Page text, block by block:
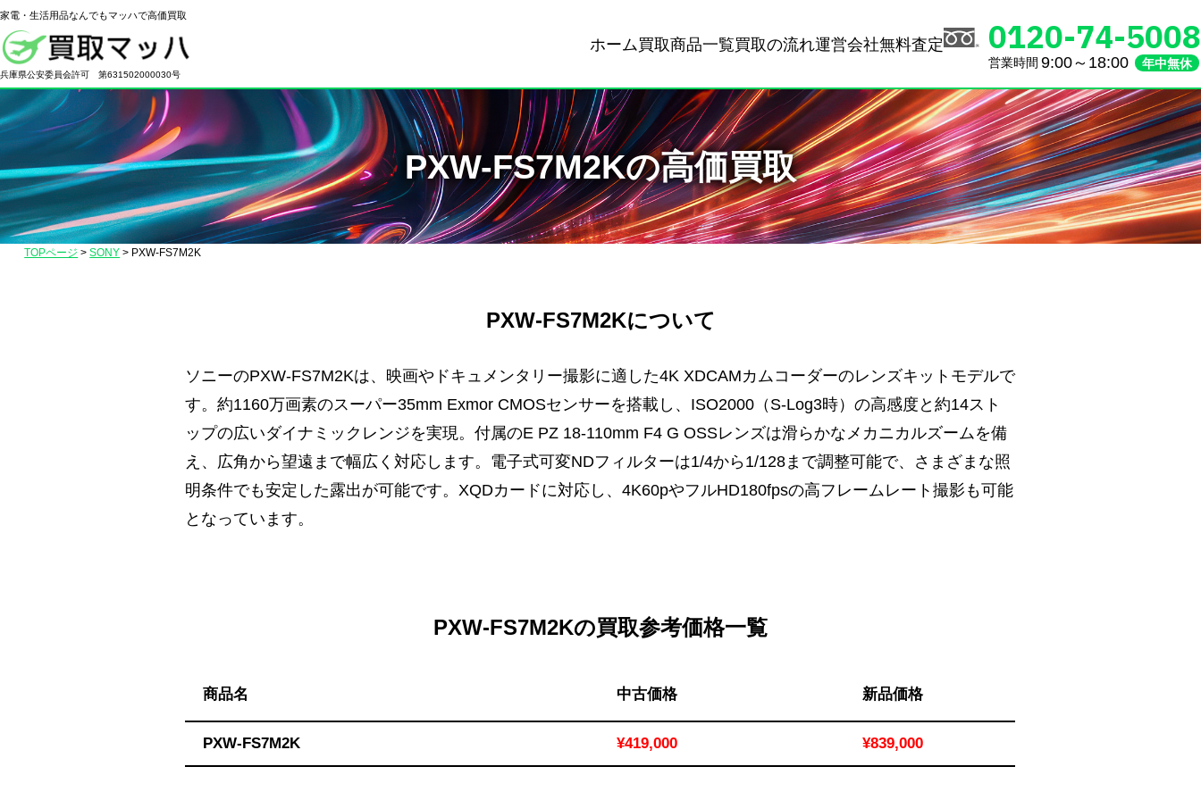
家電・生活用品なんでもマッハで高価買取
製
品
の
高
価
買
取
ッ
ハ】
送
無
料・
ス
兵庫県公安委員会許可 第631502000030号
ホーム買取商品一覧買取の流れ運営会社無料査定 0120-74-5008
営業時間 9:00～18:00 年中無休
PXW-FS7M2Kの高価買取
TOPページ >SONY > PXW-FS7M2K
PXW-FS7M2Kについて
ソニーのPXW-FS7M2Kは、映画やドキュメンタリー撮影に適した4K XDCAMカムコーダーのレンズキットモデルで
す。約1160万画素のスーパー35mm Exmor CMOSセンサーを搭載し、ISO2000（S-Log3時）の高感度と約14スト
ップの広いダイナミックレンジを実現。付属のE PZ 18-110mm F4 G OSSレンズは滑らかなメカニカルズームを備
え、広角から望遠まで幅広く対応します。電子式可変NDフィルターは1/4から1/128まで調整可能で、さまざまな照
明条件でも安定した露出が可能です。XQDカードに対応し、4K60pやフルHD180fpsの高フレームレート撮影も可能
となっています。
PXW-FS7M2Kの買取参考価格一覧
商品名 中古価格 新品価格
PXW-FS7M2K ¥419,000 ¥839,000